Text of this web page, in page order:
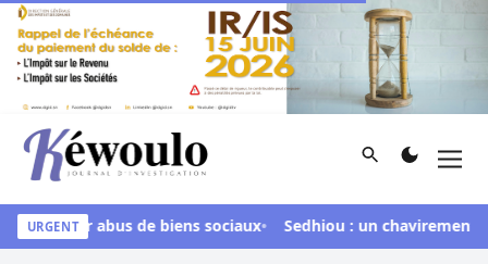
Aller au contenu
Kéwoulo, le premier site d'information et d'investigation
Rechercher
URGENT
pour abus de biens sociaux Sedhiou : un chavirement de